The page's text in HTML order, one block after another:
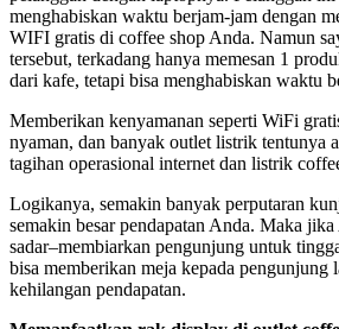
menghabiskan waktu berjam-jam dengan
WIFI gratis di coffee shop Anda. Namun
tersebut, terkadang hanya memesan 1
dari kafe, tetapi bisa menghabiskan waktu
Memberikan kenyamanan seperti WiFi
nyaman, dan banyak outlet listrik tentunya
tagihan operasional internet dan listrik
Logikanya, semakin banyak perputaran
semakin besar pendapatan Anda. Maka
sadar–membiarkan pengunjung untuk
bisa memberikan meja kepada pengunjung
kehilangan pendapatan.